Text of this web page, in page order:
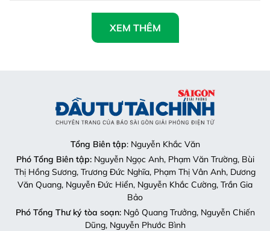
XEM THÊM
Tổng Biên tập: Nguyễn Khắc Văn
Phó Tổng Biên tập:Nguyễn Ngọc Anh, Phạm Văn Trường, Bùi
Thị Hồng Sương, Trương Đức Nghĩa, Phạm Thị Vân Anh, Dương
Văn Quang, Nguyễn Đức Hiển, Nguyễn Khắc Cường, Trần Gia
Bảo
Phó Tổng Thư ký tòa soạn:Ngô Quang Trưởng, Nguyễn Chiến
Dũng, Nguyễn Phước Bình